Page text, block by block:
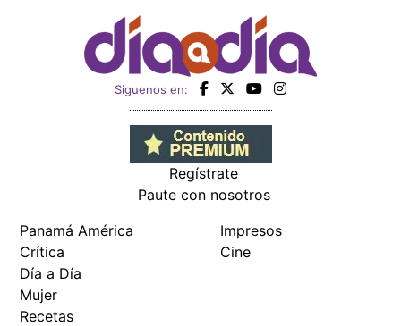
Siguenos en:
Regístrate
Paute con nosotros
Panamá América
Crítica
Día a Día
Mujer
Recetas
Impresos
Cine